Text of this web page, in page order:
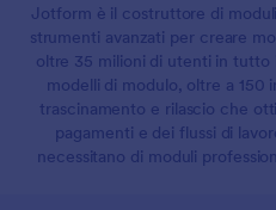
Jotform è il costruttore di
strumenti avanzati per creare
oltre 35 milioni di utenti in
modelli di modulo, oltre a 150
trascinamento e rilascio che
pagamenti e dei flussi di
necessitano di moduli